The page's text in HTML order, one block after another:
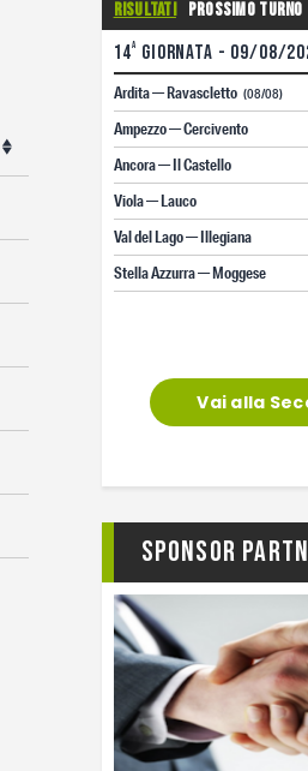
Risultati Prossimo turno
14a giornata - 09/08/
3 4 5 6 7 8
Ardita — Ravascletto (08/08)
Ampezzo — Cercivento
Ancora — Il Castello
Viola — Lauco
Val del Lago — Illegiana
Stella Azzurra — Moggese
Vai alla
Sponsor